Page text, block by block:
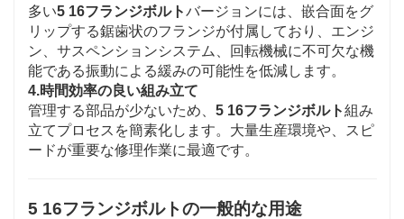
多い5 16フランジボルトバージョンには、嵌合面をグ
リップする鋸歯状のフランジが付属しており、エンジ
ン、サスペンションシステム、回転機械に不可欠な機
能である振動による緩みの可能性を低減します。
4.時間効率の良い組み立て
管理する部品が少ないため、 5 16フランジボルト組み
立てプロセスを簡素化します。大量生産環境や、スピ
ードが重要な修理作業に最適です。
5 16フランジボルトの一般的な用途